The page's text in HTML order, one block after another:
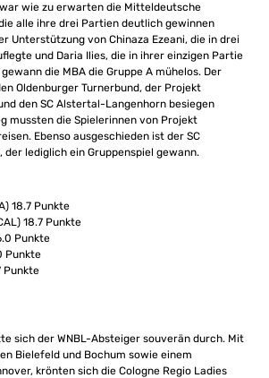
wie zu erwarten die Mitteldeutsche
alle ihre drei Partien deutlich gewinnen
Unterstützung von Chinaza Ezeani, die in drei
und Daria Ilies, die in ihrer einzigen Partie
die MBA die Gruppe A mühelos. Der
Oldenburger Turnerbund, der Projekt
den SC Alstertal-Langenhorn besiegen
mussten die Spielerinnen von Projekt
Ebenso ausgeschieden ist der SC
lediglich ein Gruppenspiel gewann.
18.7 Punkte
18.7 Punkte
Punkte
Punkte
Punkte
sich der WNBL-Absteiger souverän durch. Mit
Bielefeld und Bochum sowie einem
krönten sich die Cologne Regio Ladies